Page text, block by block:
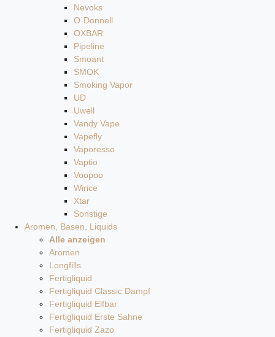
Nevoks
O`Donnell
OXBAR
Pipeline
Smoant
SMOK
Smoking Vapor
UD
Uwell
Vandy Vape
Vapefly
Vaporesso
Vaptio
Voopoo
Wirice
Xtar
Sonstige
Aromen, Basen, Liquids
Alle anzeigen
Aromen
Longfills
Fertigliquid
Fertigliquid Classic Dampf
Fertigliquid Elfbar
Fertigliquid Erste Sahne
Fertigliquid Zazo